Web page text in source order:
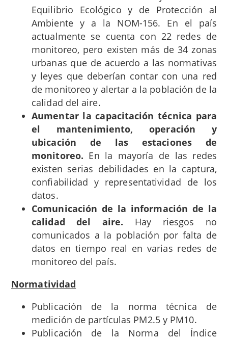
Equilibrio Ecológico y de Protección al
Ambiente y a la NOM-156. En el país
actualmente se cuenta con 22 redes de
monitoreo, pero existen más de 34 zonas
urbanas que de acuerdo a las normativas
y leyes que deberían contar con una red
de monitoreo y alertar a la población de la
calidad del aire.
Aumentar la capacitación técnica para
el mantenimiento, operación y
ubicación de las estaciones de
monitoreo. En la mayoría de las redes
existen serias debilidades en la captura,
confiabilidad y representatividad de los
datos.
Comunicación de la información de la
calidad del aire. Hay riesgos no
comunicados a la población por falta de
datos en tiempo real en varias redes de
monitoreo del país.
Normatividad
Publicación de la norma técnica de
medición de partículas PM2.5 y PM10.
Publicación de la Norma del Índice